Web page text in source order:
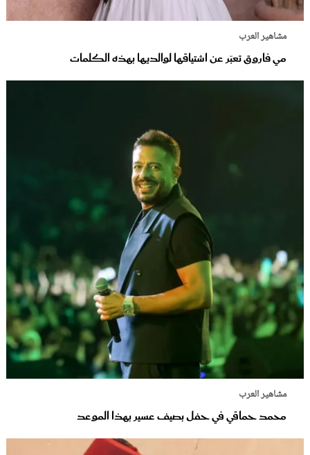
مشاهير العرب
مي فاروق تعبّر عن اشتياقها لوالديها بهذه الكلمات
مشاهير العرب
محمد حماقي في حفل بصيف عسير بهذا الموعد